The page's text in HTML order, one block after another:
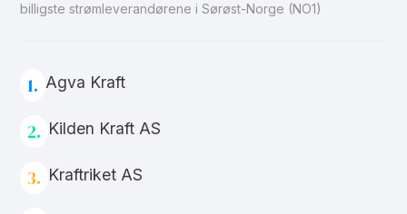
billigste strømleverandørene i Sørøst-Norge (NO1)
1. Agva Kraft
2. Kilden Kraft AS
3. Kraftriket AS